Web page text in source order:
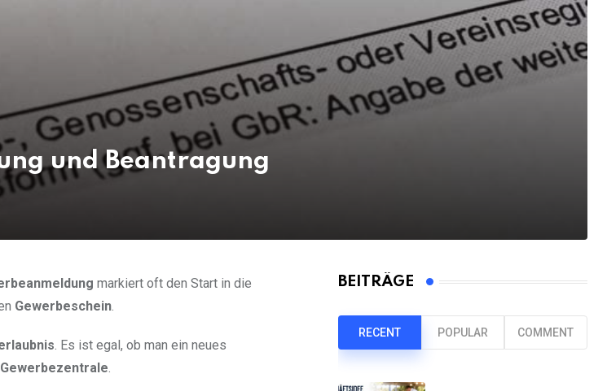
und Beantragung
markiert oft den Start in die
Gewerbeschein.
. Es ist egal, ob man ein neues
Gewerbezentrale.
BEITRÄGE
RECENT POPULAR COMMENT